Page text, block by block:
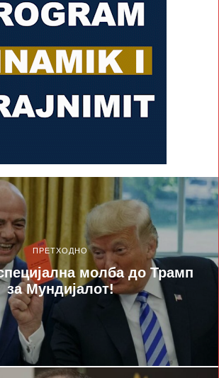
ПРЕТХОДНО
молба до Трамп
за Мундијалот!